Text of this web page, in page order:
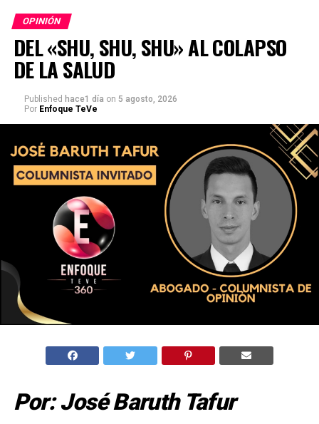
OPINIÓN
DEL «SHU, SHU, SHU» AL COLAPSO
DE LA SALUD
Published hace1 día on 5 agosto, 2026
Por Enfoque TeVe
Por: José Baruth Tafur